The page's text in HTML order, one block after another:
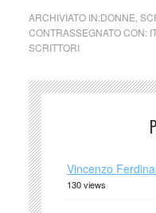
ARCHIVIATO IN:DONNE
CONTRASSEGNATO CON:
SCRITTORI
Vincenzo
130 views